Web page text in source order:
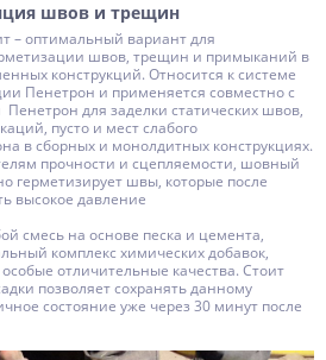
швов и трещин
– оптимальный вариант для
швов, трещин и примыканий в
конструкций. Относится к системе
Пенетрон и применяется совместно с
для заделки статических швов,
пусто и мест слабого
в сборных и монолдитных конструкциях.
прочности и сцепляемости, шовный
герметизирует швы, которые после
высокое давление
смесь на основе песка и цемента,
комплекс химических добавок,
отличительные качества. Стоит
позволяет сохранять данному
состояние уже через 30 минут после